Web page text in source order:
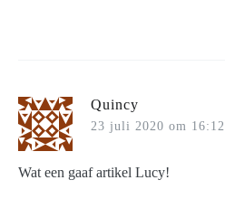
Quincy
23 juli 2020 om 16:12
Wat een gaaf artikel Lucy!